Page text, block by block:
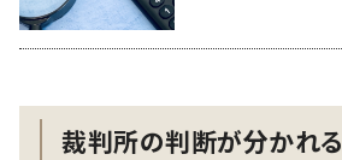
裁判所の判断が分かれる